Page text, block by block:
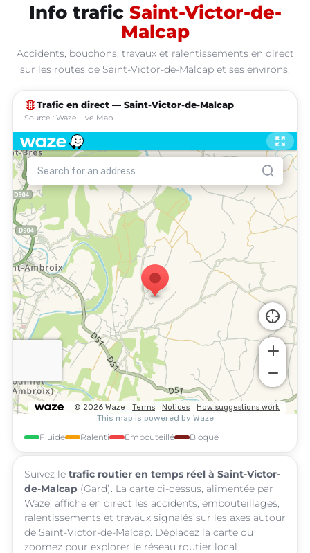
Info trafic Saint-Victor-de-
Malcap
Accidents, bouchons, travaux et ralentissements en direct
sur les routes de Saint-Victor-de-Malcap et ses environs.
traffic Trafic en direct — Saint-Victor-de-Malcap
Source : Waze Live Map
Fluide Ralenti Embouteillé Bloqué
Suivez le trafic routier en temps réel à Saint-Victor-
de-Malcap (Gard). La carte ci-dessus, alimentée par
Waze, affiche en direct les accidents, embouteillages,
ralentissements et travaux signalés sur les axes autour
de Saint-Victor-de-Malcap. Déplacez la carte ou
zoomez pour explorer le réseau routier local.